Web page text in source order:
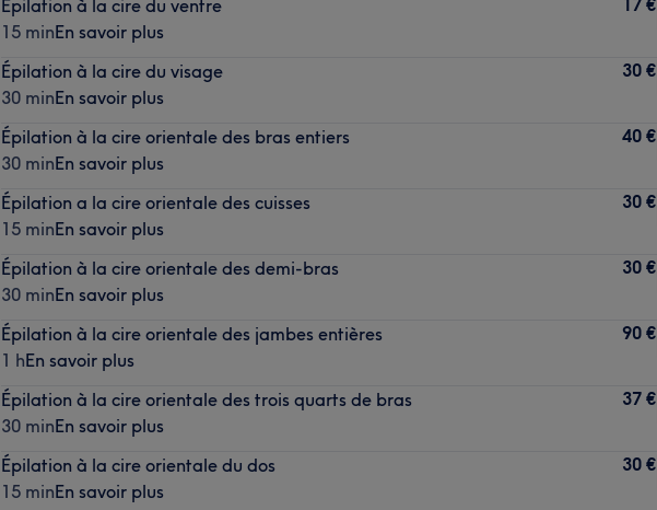
Épilation à la cire du ventre
15 minEn savoir plus
Épilation à la cire du visage
30 minEn savoir plus
30 €
Épilation à la cire orientale des bras entiers
30 minEn savoir plus
40 €
Épilation a la cire orientale des cuisses
15 minEn savoir plus
30 €
Épilation à la cire orientale des demi-bras
30 minEn savoir plus
30 €
Épilation à la cire orientale des jambes entières
1 hEn savoir plus
90 €
Épilation à la cire orientale des trois quarts de bras
30 minEn savoir plus
37 €
Épilation à la cire orientale du dos
15 minEn savoir plus
30 €